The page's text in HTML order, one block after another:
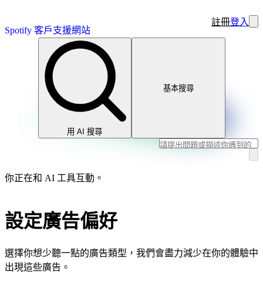
Spotify 客戶支援網站
註冊登入
用 AI 搜尋
基本搜尋
你正在和 AI 工具互動。
設定廣告偏好
選擇你想少聽一點的廣告類型，我們會盡力減少在你的體驗中
出現這些廣告。